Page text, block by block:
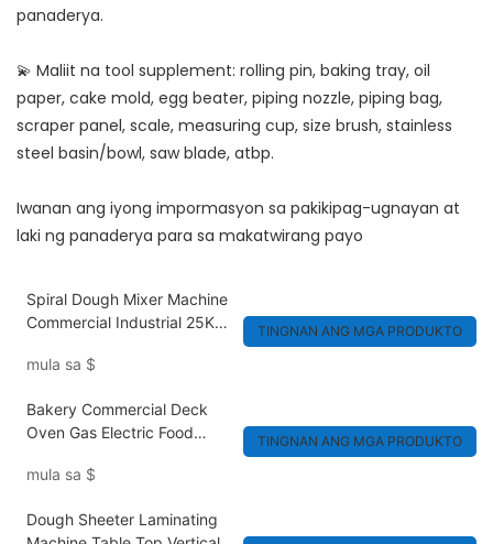
panaderya.
💫 Maliit na tool supplement: rolling pin, baking tray, oil
paper, cake mold, egg beater, piping nozzle, piping bag,
scraper panel, scale, measuring cup, size brush, stainless
steel basin/bowl, saw blade, atbp.
Iwanan ang iyong impormasyon sa pakikipag-ugnayan at
laki ng panaderya para sa makatwirang payo
Spiral Dough Mixer Machine
Commercial Industrial 25Kg
mula sa $
TINGNAN ANG MGA PRODUKTO
Bakery Commercial Deck
Oven Gas Electric Food
mula sa $
TINGNAN ANG MGA PRODUKTO
Dough Sheeter Laminating